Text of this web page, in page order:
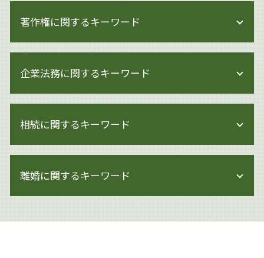
著作権に関するキーワード
著作権侵害 身近な例
著作権侵害 どこから
著作権 法律
著作権 知的財産権
著作権 注意書き 例文
著作権とは 音楽
著作権 著作者人格権
著作権 保護期間
企業法務に関するキーワード
企業法務 労働時間
企業法務 会社法
企業法務 労働
企業法務 労働法
事業承継 代表者 変更
相続に関するキーワード
遺言書作成 世田谷区
相続 少ない場合
離婚に関するキーワード